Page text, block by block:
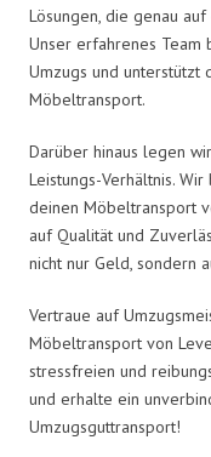
Lösungen, die genau
Unser erfahrenes Team
Umzugs und unterstützt
Möbeltransport.
Darüber hinaus legen
Leistungs-Verhältnis.
deinen Möbeltransport
auf Qualität und
nicht nur Geld, sondern
Vertraue auf
Möbeltransport von
stressfreien und
und erhalte ein
Umzugsguttransport!